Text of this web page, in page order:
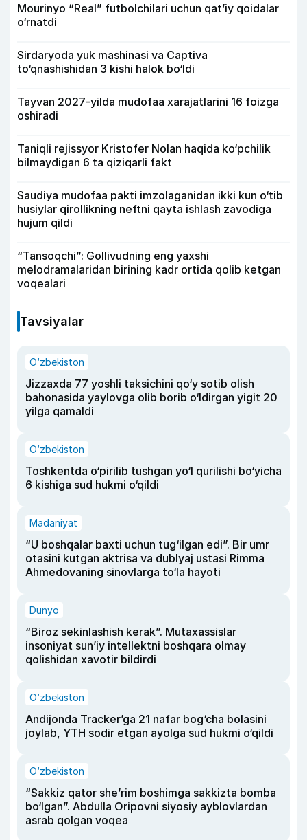
Mourinyo “Real” futbolchilari uchun qat’iy qoidalar
o‘rnatdi
Sirdaryoda yuk mashinasi va Captiva
to‘qnashishidan 3 kishi halok bo‘ldi
Tayvan 2027-yilda mudofaa xarajatlarini 16 foizga
oshiradi
Taniqli rejissyor Kristofer Nolan haqida ko‘pchilik
bilmaydigan 6 ta qiziqarli fakt
Saudiya mudofaa pakti imzolaganidan ikki kun o‘tib
husiylar qirollikning neftni qayta ishlash zavodiga
hujum qildi
“Tansoqchi”: Gollivudning eng yaxshi
melodramalaridan birining kadr ortida qolib ketgan
voqealari
Tavsiyalar
O‘zbekiston
Jizzaxda 77 yoshli taksichini qo‘y sotib olish
bahonasida yaylovga olib borib o‘ldirgan yigit 20
yilga qamaldi
O‘zbekiston
Toshkentda o‘pirilib tushgan yo‘l qurilishi bo‘yicha
6 kishiga sud hukmi o‘qildi
Madaniyat
“U boshqalar baxti uchun tug‘ilgan edi”. Bir umr
otasini kutgan aktrisa va dublyaj ustasi Rimma
Ahmedovaning sinovlarga to‘la hayoti
Dunyo
“Biroz sekinlashish kerak”. Mutaxassislar
insoniyat sun’iy intellektni boshqara olmay
qolishidan xavotir bildirdi
O‘zbekiston
Andijonda Tracker’ga 21 nafar bog‘cha bolasini
joylab, YTH sodir etgan ayolga sud hukmi o‘qildi
O‘zbekiston
“Sakkiz qator she’rim boshimga sakkizta bomba
bo‘lgan”. Abdulla Oripovni siyosiy ayblovlardan
asrab qolgan voqea